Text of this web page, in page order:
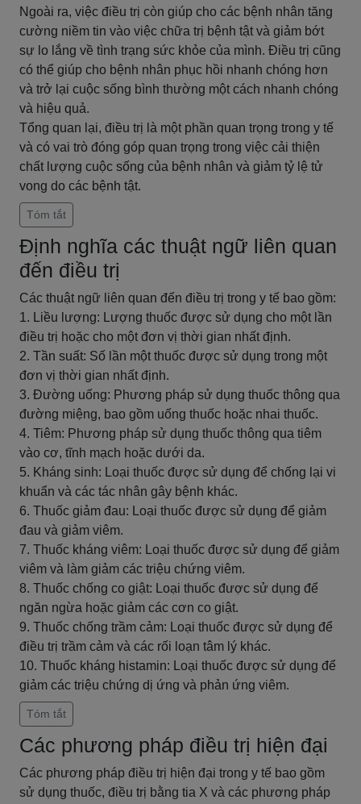
Ngoài ra, việc điều trị còn giúp cho các bệnh nhân tăng
cường niềm tin vào việc chữa trị bệnh tật và giảm bớt
sự lo lắng về tình trạng sức khỏe của mình. Điều trị cũng
có thể giúp cho bệnh nhân phục hồi nhanh chóng hơn
và trở lại cuộc sống bình thường một cách nhanh chóng
và hiệu quả.
Tổng quan lại, điều trị là một phần quan trọng trong y tế
và có vai trò đóng góp quan trọng trong việc cải thiện
chất lượng cuộc sống của bệnh nhân và giảm tỷ lệ tử
vong do các bệnh tật.
Tóm tắt
Định nghĩa các thuật ngữ liên quan
đến điều trị
Các thuật ngữ liên quan đến điều trị trong y tế bao gồm:
1. Liều lượng: Lượng thuốc được sử dụng cho một lần
điều trị hoặc cho một đơn vị thời gian nhất định.
2. Tần suất: Số lần một thuốc được sử dụng trong một
đơn vị thời gian nhất định.
3. Đường uống: Phương pháp sử dụng thuốc thông qua
đường miệng, bao gồm uống thuốc hoặc nhai thuốc.
4. Tiêm: Phương pháp sử dụng thuốc thông qua tiêm
vào cơ, tĩnh mạch hoặc dưới da.
5. Kháng sinh: Loại thuốc được sử dụng để chống lại vi
khuẩn và các tác nhân gây bệnh khác.
6. Thuốc giảm đau: Loại thuốc được sử dụng để giảm
đau và giảm viêm.
7. Thuốc kháng viêm: Loại thuốc được sử dụng để giảm
viêm và làm giảm các triệu chứng viêm.
8. Thuốc chống co giật: Loại thuốc được sử dụng để
ngăn ngừa hoặc giảm các cơn co giật.
9. Thuốc chống trầm cảm: Loại thuốc được sử dụng để
điều trị trầm cảm và các rối loạn tâm lý khác.
10. Thuốc kháng histamin: Loại thuốc được sử dụng để
giảm các triệu chứng dị ứng và phản ứng viêm.
Tóm tắt
Các phương pháp điều trị hiện đại
Các phương pháp điều trị hiện đại trong y tế bao gồm
sử dụng thuốc, điều trị bằng tia X và các phương pháp